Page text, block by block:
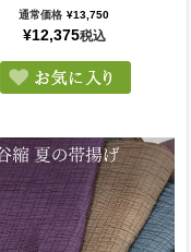
通常価格 ¥13,750
¥12,375税込